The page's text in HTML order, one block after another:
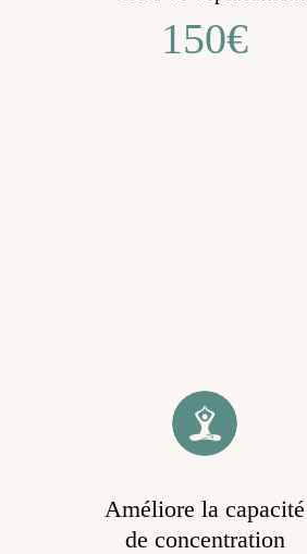
150€
Améliore la capacité
de concentration